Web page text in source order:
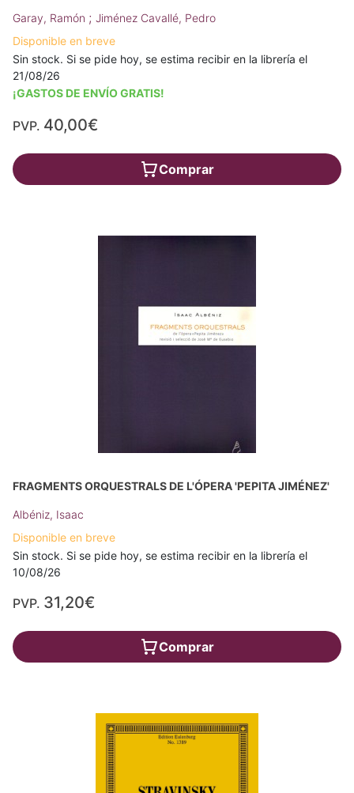
Garay, Ramón ; Jiménez Cavallé, Pedro
Disponible en breve
Sin stock. Si se pide hoy, se estima recibir en la librería el
21/08/26
¡GASTOS DE ENVÍO GRATIS!
PVP. 40,00€
Comprar
FRAGMENTS ORQUESTRALS DE L'ÓPERA 'PEPITA JIMÉNEZ'
Albéniz, Isaac
Disponible en breve
Sin stock. Si se pide hoy, se estima recibir en la librería el
10/08/26
PVP. 31,20€
Comprar